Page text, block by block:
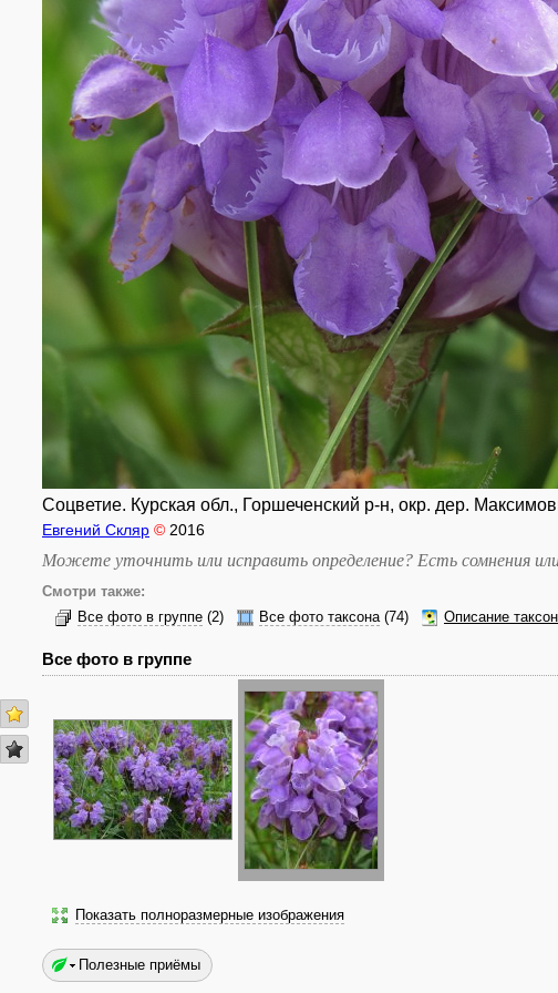
Соцветие. Курская обл., Горшеченский р-н, окр. дер.
Евгений Скляр © 2016
Можете уточнить или исправить определение? Есть сомнения
Смотри также:
Все фото в группе (2) Все фото таксона(74) Описание
Все фото в группе
Показать полноразмерные изображения
Полезные приёмы